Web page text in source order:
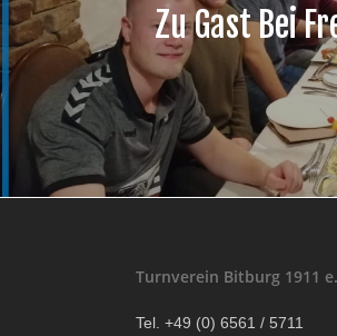
Zu Gast Bei
Turnverein Bitburg 1911
Tel. +49 (0) 6561 / 5711